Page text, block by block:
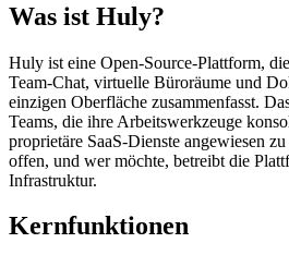
Was ist Huly?
Huly ist eine Open-Source-Plattform,
Team-Chat, virtuelle Büroräume und
einzigen Oberfläche zusammenfasst.
Teams, die ihre Arbeitswerkzeuge
proprietäre SaaS-Dienste angewiesen
offen, und wer möchte, betreibt die
Infrastruktur.
Kernfunktionen